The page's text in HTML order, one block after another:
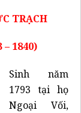
TRẠCH
1840)
Sinh năm
1793 tại họ
Ngoại Vối,